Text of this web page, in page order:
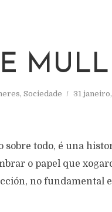
, Sociedade 31
todo, é una
o papel que
no fundamental